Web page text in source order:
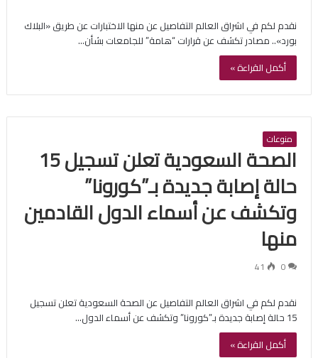
نقدم لكم في اشراق العالم التفاصيل عن منها الاختبارات عن طريق «البلاك
بورد».. مصادر تكشف عن قرارات “هامة” للجامعات بشأن…
أكمل القراءة »
منوعات
الصحة السعودية تعلن تسجيل 15
حالة إصابة جديدة بـ”كورونا”
وتكشف عن أسماء الدول القادمين
منها
0
41
نقدم لكم في اشراق العالم التفاصيل عن الصحة السعودية تعلن تسجيل
15 حالة إصابة جديدة بـ”كورونا” وتكشف عن أسماء الدول…
أكمل القراءة »